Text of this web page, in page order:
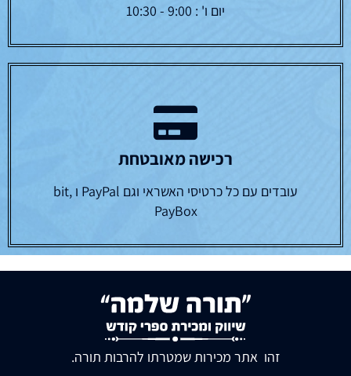
יום ו' : 9:00 - 10:30
רכישה מאובטחת
עובדים עם כל כרטיסי האשראי וגם PayPal ו bit,
PayBox
זהו אתר מכירות שמטרתו להרבות תורה.